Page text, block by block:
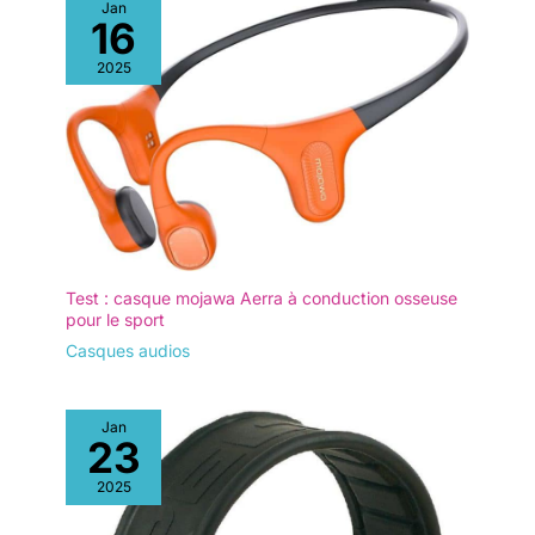
minutes de charge offrent 1 heure d'utilisation. 💧【Étanchéité
IP5】Utilise une technologie d'étanchéité de niveau IP5 pour
protéger contre les éclaboussures, la sueur et l'immersion.
Convient pour le sport et l'utilisation sous la pluie.
🙎🏻‍♀️【Engagement et garantie】Lorsque vous n'êtes pas
satisfait à 100%, le service client officiel de la marque fera tout
son possible pour vous servir de tout cœur.
Jan
16
2025
Test : casque mojawa Aerra à conduction osseuse
pour le sport
Casques audios
Jan
23
2025